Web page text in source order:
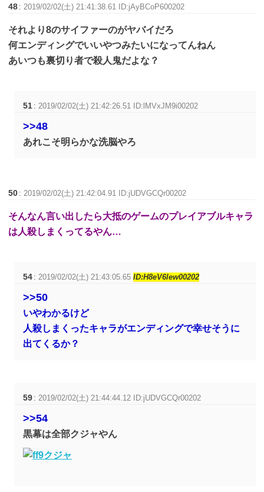
48 :2019/02/02(土) 21:41:38.61 ID:jAyBCoP600202
それより8のサイファーのがヤバイだろ
何エンディングでいいやつみたいになってんねん
あいつも裏切り者で殺人鬼だよな？
51 :2019/02/02(土) 21:42:26.51 ID:lMVxJM9i00202
>>48
あれこそ明らかな洗脳やろ
50 :2019/02/02(土) 21:42:04.91 ID:jUDVGCQr00202
そんなん言い出したら大抵のゲームのプレイアブルキャラ
は人殺しまくってるやん…
54 :2019/02/02(土) 21:43:05.65ID:H8eV6lew00202
>>50
いやわかるけど
人殺しまくったキャラがエンディングで幸せそうに
出てくるか？
59 :2019/02/02(土) 21:44:44.12 ID:jUDVGCQr00202
>>54
黒幕は全部クジャやん